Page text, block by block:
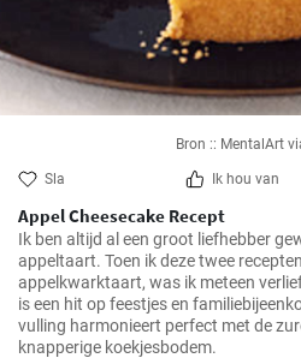
Bron :: MentalArt
Sla Ik hou van
Appel Cheesecake Recept
Ik ben altijd al een groot liefhebber
appeltaart. Toen ik deze twee
appelkwarktaart, was ik meteen
is een hit op feestjes en
vulling harmonieert perfect met de
knapperige koekjesbodem.